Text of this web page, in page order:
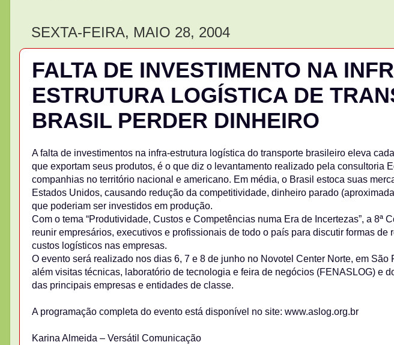
SEXTA-FEIRA, MAIO 28, 2004
FALTA DE INVESTIMENTO NA
ESTRUTURA LOGÍSTICA DE
BRASIL PERDER DINHEIRO
A falta de investimentos na infra-estrutura logística do transporte brasileiro eleva
que exportam seus produtos, é o que diz o levantamento realizado pela consultoria
companhias no território nacional e americano. Em média, o Brasil estoca suas
Estados Unidos, causando redução da competitividade, dinheiro parado
que poderiam ser investidos em produção.
Com o tema “Produtividade, Custos e Competências numa Era de Incertezas”, a 8ª
reunir empresários, executivos e profissionais de todo o país para discutir formas de
custos logísticos nas empresas.
O evento será realizado nos dias 6, 7 e 8 de junho no Novotel Center Norte, em São
além visitas técnicas, laboratório de tecnologia e feira de negócios (FENASLOG) e
das principais empresas e entidades de classe.
A programação completa do evento está disponível no site: www.aslog.org.br
Karina Almeida – Versátil Comunicação